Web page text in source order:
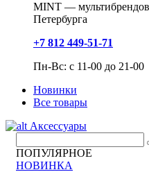
MINT —
Петербурга
+7 812 449-51-71
Пн-Вс: с 11-00 до 21-00
Новинки
Все товары
Аксессуары
ПОПУЛЯРНОЕ
НОВИНКА